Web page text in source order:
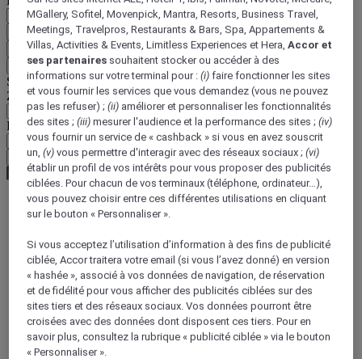
Valider votre zone et votre langue
EUR (€)
Retour
Sélectionnez votre devise ci-dessous
Zone géographique
Devise
Valider ma devise
World
France
Picardy
AISNE
MGallery, Sofitel, Movenpick, Mantra, Resorts, Business Travel,
Meetings, Travelpros, Restaurants & Bars, Spa, Appartements &
Villas, Activities & Events, Limitless Experiences et Hera,Accor et
ses partenaires souhaitent stocker ou accéder à des
informations sur votre terminal pour :(i) faire fonctionner les sites
et vous fournir les services que vous demandez (vous ne pouvez
pas les refuser) ;(ii) améliorer et personnaliser les fonctionnalités
des sites ;(iii) mesurer l'audience et la performance des sites ;(iv)
vous fournir un service de « cashback » si vous en avez souscrit
un,(v) vous permettre d'interagir avec des réseaux sociaux ;(vi)
établir un profil de vos intérêts pour vous proposer des publicités
ciblées. Pour chacun de vos terminaux (téléphone, ordinateur…),
vous pouvez choisir entre ces différentes utilisations en cliquant
sur le bouton « Personnaliser ».
Si vous acceptez l’utilisation d’information à des fins de publicité
ciblée, Accor traitera votre email (si vous l’avez donné) en version
« hashée », associé à vos données de navigation, de réservation
et de fidélité pour vous afficher des publicités ciblées sur des
sites tiers et des réseaux sociaux. Vos données pourront être
croisées avec des données dont disposent ces tiers. Pour en
savoir plus, consultez la rubrique « publicité ciblée » via le bouton
« Personnaliser ».